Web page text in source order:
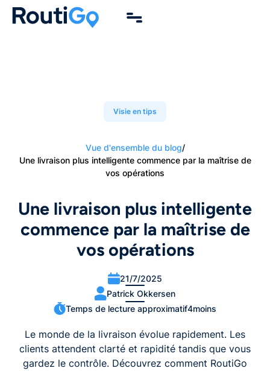
Visie en tips
Vue d'ensemble du blog/
Une livraison plus intelligente commence par la maîtrise de
vos opérations
Une livraison plus intelligente
commence par la maîtrise de
vos opérations
21/7/2025
Patrick Okkersen
Temps de lecture approximatif4moins
Le monde de la livraison évolue rapidement. Les
clients attendent clarté et rapidité tandis que vous
gardez le contrôle. Découvrez comment RoutiGo